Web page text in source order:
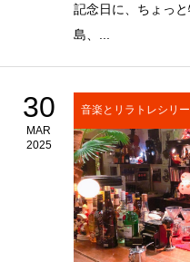
記念日に、ちょっ
島、...
30
MAR
2025
音楽とリラトレシリ